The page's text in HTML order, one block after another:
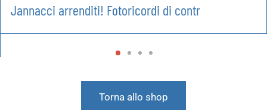
Jannacci arrenditi! Fotoricordi di contr
Torna allo shop